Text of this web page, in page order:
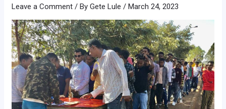
Leave a Comment / ByGete Lule/March 24, 2023